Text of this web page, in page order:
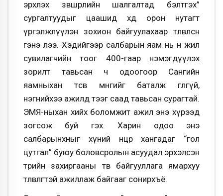
эрхлэх зөвшөөрлийн шалгалтад бэлтгэх”
сургалтуудыг цаашид хөдөө орон нутагт
үргэлжлүүлэн зохион байгуулахаар төлөвлөсөн
гэнэ лээ. Хэдийгээр салбарын яам нь өнөө жил
сувилагчийн тоог 400-гаар нэмэгдүүлэх
зорилт тавьсан ч одоогоор Сангийн
яамныхан төсөв мөнгийг баталж өгөлгүй,
нэгнийхээ ажилд тээг саад тавьсан сурагтай.
ЭМЯ-ныхан хийх боломжит ажил энэ хүрээд
зогсож буй гэх. Харин одоо энэ
салбарынхныг хүний нөөцөөр хангадаг “гол
цутгал” буюу боловсролын асуудал эрхэлсэн
төрийн захиргааны төв байгууллага ямархуу
төлөвлөгөөтэй ажиллаж байгааг сонирхъё.